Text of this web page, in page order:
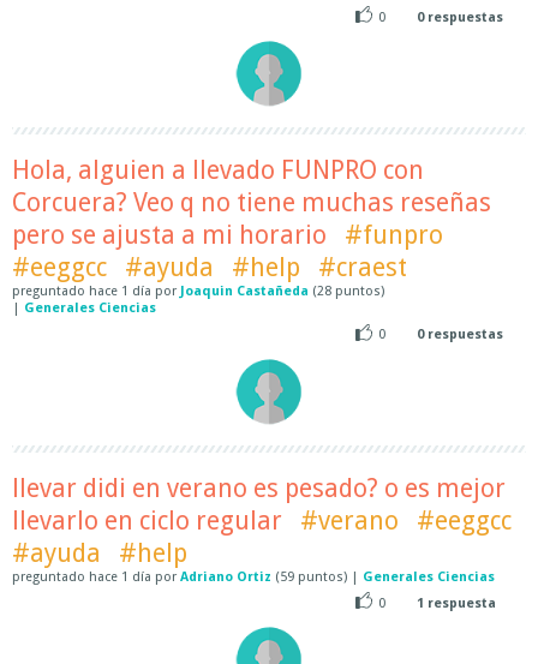
0
0respuestas
Hola, alguien a llevado FUNPRO con
Corcuera? Veo q no tiene muchas reseñas
pero se ajusta a mi horario
#funpro
#eeggcc
#ayuda #help #craest
preguntado hace 1 día por Joaquin Castañeda (28 puntos)
| Generales Ciencias
0
0respuestas
llevar didi en verano es pesado? o es mejor
llevarlo en ciclo regular
#verano
#eeggcc
#ayuda
#help
preguntado hace 1 día por Adriano Ortiz (59 puntos) | Generales Ciencias
0
1 respuesta